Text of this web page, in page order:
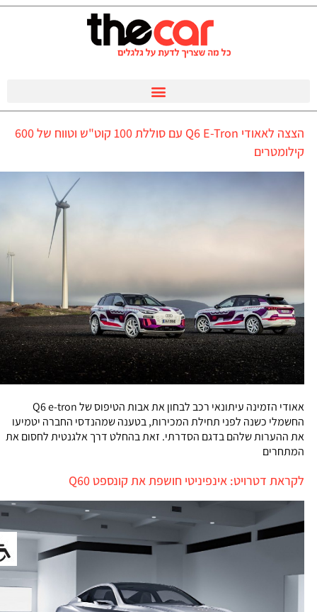
הצצה לאאודי Q6 E-Tron עם סוללת 100 קוט"ש וטווח של 600
קילומטרים
אאודי הזמינה עיתונאי רכב לבחון את אבות הטיפוס של Q6 e-tron
החשמלי כשנה לפני תחילת המכירות, בטענה שמהנדסי החברה יטמיעו
את ההערות שלהם בדגם הסדרתי. זאת בהחלט דרך אלגנטית לחסום את
המתחרים
לקראת דטרויט: אינפיניטי חושפת את קונספט Q60